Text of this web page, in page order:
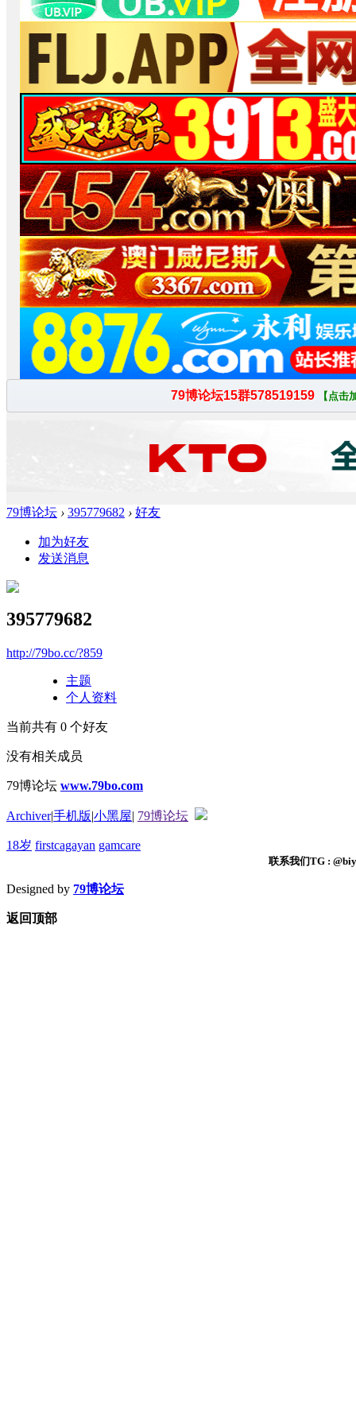
79博论坛 › 395779682 › 好友
加为好友
发送消息
395779682
http://79bo.cc/?859
主题
个人资料
当前共有 0 个好友
没有相关成员
79博论坛 www.79bo.com
Archiver|手机版|小黑屋| 79博论坛
18岁 firstcagayan gamcare
联系我们TG :
Designed by 79博论坛
返回顶部